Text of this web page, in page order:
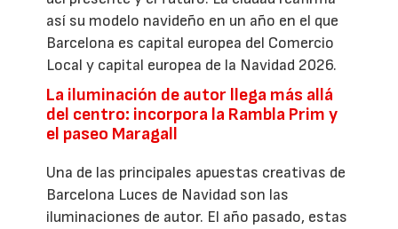
así su modelo navideño en un año en el que
Barcelona es capital europea del Comercio
Local y capital europea de la Navidad 2026.
La iluminación de autor llega más allá
del centro: incorpora la Rambla Prim y
el paseo Maragall
Una de las principales apuestas creativas de
Barcelona Luces de Navidad son las
iluminaciones de autor. El año pasado, estas